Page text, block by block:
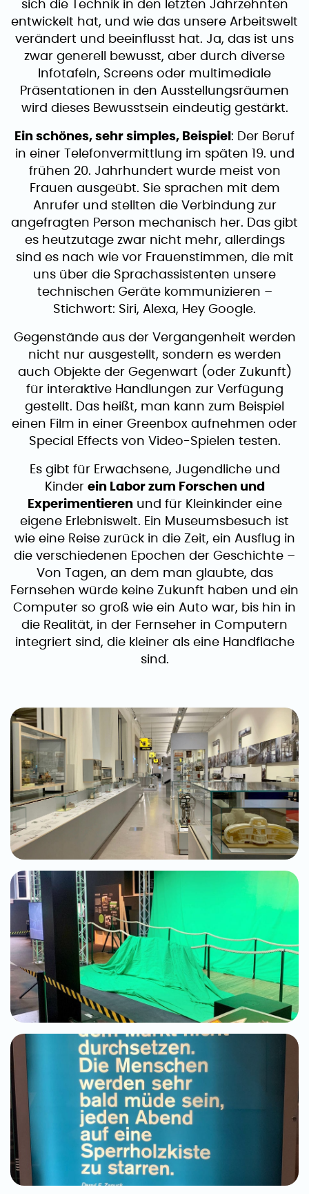
sich die Technik in den letzten Jahrzehnten
entwickelt hat, und wie das unsere Arbeitswelt
verändert und beeinflusst hat. Ja, das ist uns
zwar generell bewusst, aber durch diverse
Infotafeln, Screens oder multimediale
Präsentationen in den Ausstellungsräumen
wird dieses Bewusstsein eindeutig gestärkt.
Ein schönes, sehr simples, Beispiel : Der Beruf
in einer Telefonvermittlung im späten 19. und
frühen 20. Jahrhundert wurde meist von
Frauen ausgeübt. Sie sprachen mit dem
Anrufer und stellten die Verbindung zur
angefragten Person mechanisch her. Das gibt
es heutzutage zwar nicht mehr, allerdings
sind es nach wie vor Frauenstimmen, die mit
uns über die Sprachassistenten unsere
technischen Geräte kommunizieren –
Stichwort: Siri, Alexa, Hey Google.
Gegenstände aus der Vergangenheit werden
nicht nur ausgestellt, sondern es werden
auch Objekte der Gegenwart (oder Zukunft)
für interaktive Handlungen zur Verfügung
gestellt. Das heißt, man kann zum Beispiel
einen Film in einer Greenbox aufnehmen oder
Special Effects von Video-Spielen testen.
Es gibt für Erwachsene, Jugendliche und
Kinder ein Labor zum Forschen und
Experimentierenund für Kleinkinder eine
eigene Erlebniswelt. Ein Museumsbesuch ist
wie eine Reise zurück in die Zeit, ein Ausflug in
die verschiedenen Epochen der Geschichte –
Von Tagen, an dem man glaubte, das
Fernsehen würde keine Zukunft haben und ein
Computer so groß wie ein Auto war, bis hin in
die Realität, in der Fernseher in Computern
integriert sind, die kleiner als eine Handfläche
sind.